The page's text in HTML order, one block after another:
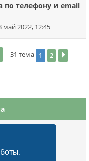
по телефону и email
май 2022, 12:45
31 тема 1 2